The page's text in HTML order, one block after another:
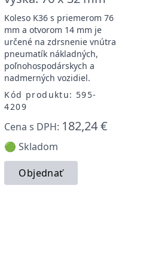
Koleso K36 s priemerom 76
mm a otvorom 14 mm je
určené na zdrsnenie vnútra
pneumatík nákladných,
poľnohospodárskych a
nadmerných vozidiel.
Kód produktu: 595-
4209
Cena s DPH: 182,24 €
🟢 Skladom
Objednať